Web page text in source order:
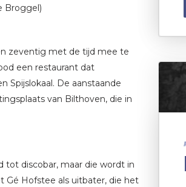
Broggel)
zeventig met de tijd mee te
een restaurant dat
Spijslokaal. De aanstaande
van Bilthoven, die in
tot discobar, maar die wordt in
Gé Hofstee als uitbater, die het